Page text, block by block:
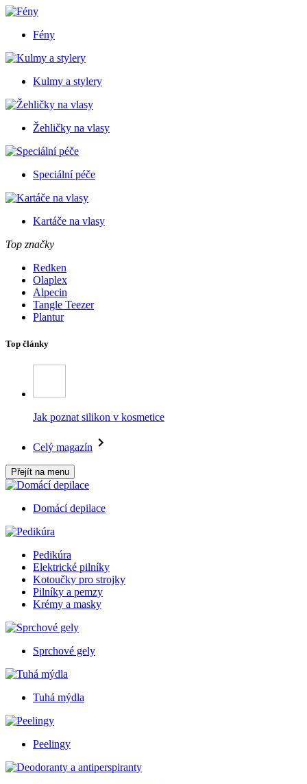
Fény
Kulmy a stylery
Žehličky na vlasy
Speciální péče
Kartáče na vlasy
Top značky
Redken
Olaplex
Alpecin
Tangle Teezer
Plantur
Top články
Jak poznat silikon v kosmetice
Celý magazín
Přejít na menu
Domácí depilace
Pedikúra
Elektrické pilníky
Kotoučky pro strojky
Pilníky a pemzy
Krémy a masky
Sprchové gely
Tuhá mýdla
Peelingy